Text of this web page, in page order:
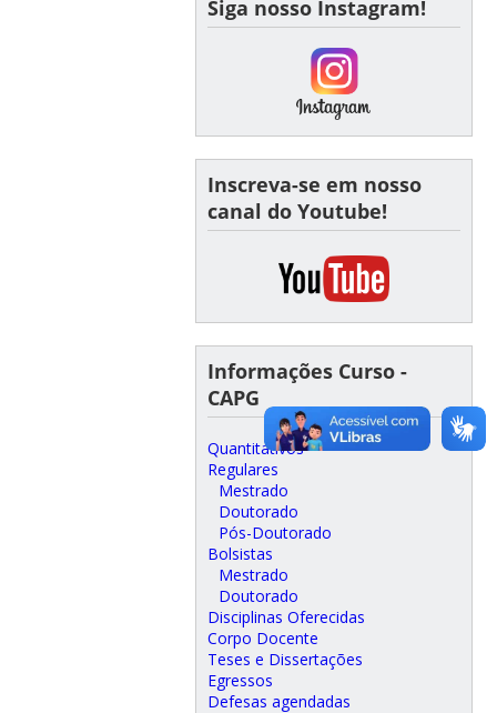
Siga nosso Instagram!
Inscreva-se em nosso
canal do Youtube!
Informações Curso -
CAPG
Quantitativos
Regulares
Mestrado
Doutorado
Pós-Doutorado
Bolsistas
Mestrado
Doutorado
Disciplinas Oferecidas
Corpo Docente
Teses e Dissertações
Egressos
Defesas agendadas